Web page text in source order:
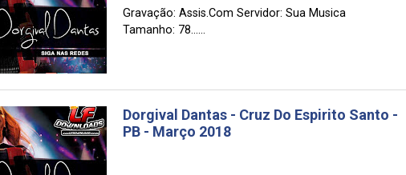
Gravação: Assis.Com Servidor: Sua Musica
Tamanho: 78......
Dorgival Dantas - Cruz Do Espirito Santo -
PB - Março 2018